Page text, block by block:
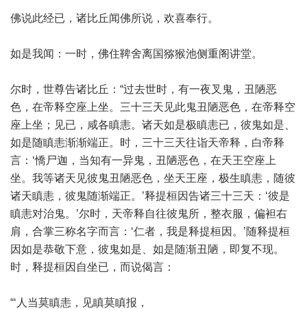
佛说此经已，诸比丘闻佛所说，欢喜奉行。
如是我闻：一时，佛住鞞舍离国猕猴池侧重阁讲堂。
尔时，世尊告诸比丘：“过去世时，有一夜叉鬼，丑陋恶
色，在帝释空座上坐。三十三天见此鬼丑陋恶色，在帝释空
座上坐；见已，咸各瞋恚。诸天如是极瞋恚已，彼鬼如是、
如是随瞋恚渐渐端正。时，三十三天往诣天帝释，白帝释
言：‘憍尸迦，当知有一异鬼，丑陋恶色，在天王空座上
坐。我等诸天见彼鬼丑陋恶色，坐天王座，极生瞋恚，随彼
诸天瞋恚，彼鬼随渐端正。’释提桓因告诸三十三天：‘彼是
瞋恚对治鬼。’尔时，天帝释自往彼鬼所，整衣服，偏袒右
肩，合掌三称名字而言：‘仁者，我是释提桓因。’随释提桓
因如是恭敬下意，彼鬼如是、如是随渐丑陋，即复不现。
时，释提桓因自坐已，而说偈言：
“‘人当莫瞋恚，见瞋莫瞋报，